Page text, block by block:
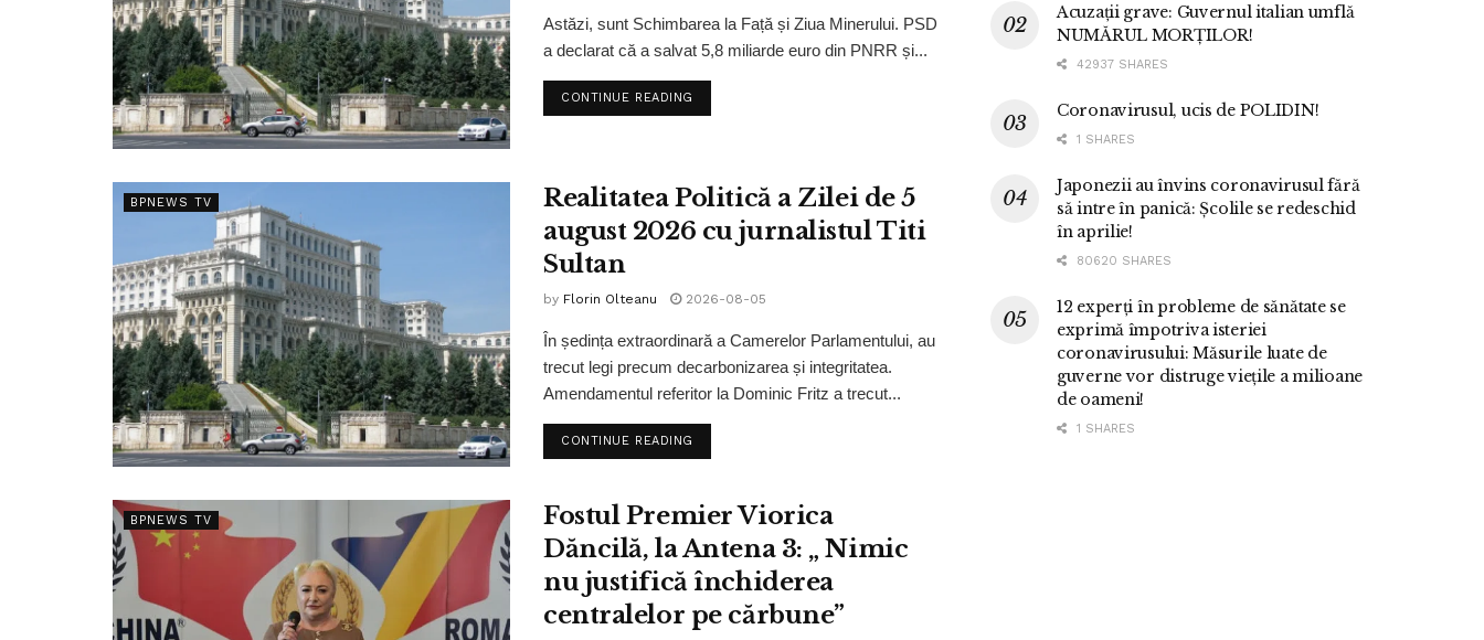
Astăzi, sunt Schimbarea la Față și Ziua Minerului. PSD
a declarat că a salvat 5,8 miliarde euro din PNRR și...
CONTINUE READING
BPNEWS TV
Realitatea Politică a Zilei de 5
august 2026 cu jurnalistul Titi
Sultan
by Florin Olteanu 2026-08-05
În ședința extraordinară a Camerelor Parlamentului, au
trecut legi precum decarbonizarea și integritatea.
Amendamentul referitor la Dominic Fritz a trecut...
CONTINUE READING
BPNEWS TV
Fostul Premier Viorica
Dăncilă, la Antena 3: „ Nimic
nu justifică închiderea
centralelor pe cărbune”
Acuzații grave: Guvernul italian umflă
NUMĂRUL MORȚILOR!
42937 SHARES
Coronavirusul, ucis de POLIDIN!
1 SHARES
Japonezii au învins coronavirusul fără
să intre în panică: Școlile se redeschid
în aprilie!
80620 SHARES
12 experți în probleme de sănătate se
exprimă împotriva isteriei
coronavirusului: Măsurile luate de
guverne vor distruge viețile a milioane
de oameni!
1 SHARES